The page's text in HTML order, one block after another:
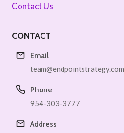
Contact Us
CONTACT
Email
team@endpointstrategy.com
Phone
954-303-3777
Address